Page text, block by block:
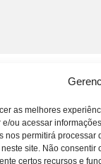
as melhores
e/ou acessar
nos permitirá processar
site. Não consentir
certos recursos e